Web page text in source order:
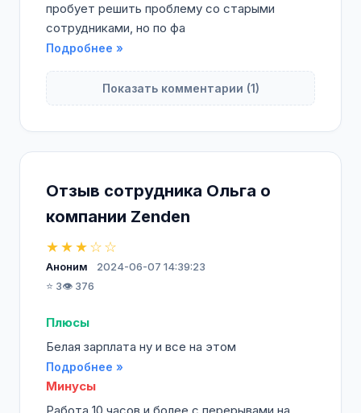
пробует решить проблему со старыми
сотрудниками, но по фа
Подробнее »
Показать комментарии (1)
Отзыв сотрудника Ольга о
компании Zenden
★★★☆☆
Аноним
2024-06-07 14:39:23
⭐ 3👁️ 376
Плюсы
Белая зарплата ну и все на этом
Подробнее »
Минусы